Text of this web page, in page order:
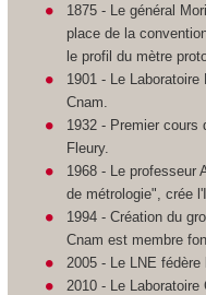
1875 - Le général
place de la
le profil du mètre
1901 - Le
Cnam.
1932 - Premier cours
Fleury.
1968 - Le professeur
de métrologie", crée
1994 - Création du
Cnam est membre
2005 - Le LNE
2010 - Le